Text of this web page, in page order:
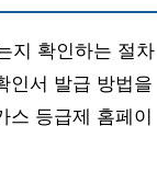
지 확인하는 절차
인서 발급 방법을
등급제 홈페이